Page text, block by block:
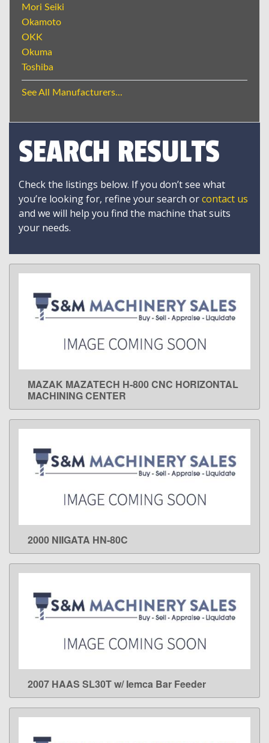
Mori Seiki
Okamoto
OKK
Okuma
Toshiba
See All Manufacturers...
SEARCH RESULTS
Check the listings below. If you don’t see what
you’re looking for, refine your search orcontact us
and we will help you find the machine that suits
your needs.
LEARN MORE
MAZAK MAZATECH H-800 CNC HORIZONTAL
MACHINING CENTER
LEARN MORE
2000 NIIGATA HN-80C
LEARN MORE
2007 HAAS SL30T w/ Iemca Bar Feeder